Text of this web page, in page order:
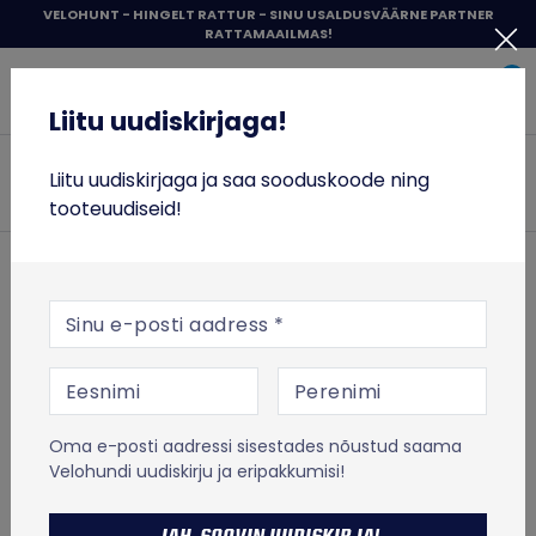
sisu
juurde
VELOHUNT - HINGELT RATTUR - SINU USALDUSVÄÄRNE PARTNER
RATTAMAAILMAS!
ESILEHT RATTASÕIT
Jalgrataste varuosad
Lenksud ja tarvikud
Lenksupikendused
PRO PLT lenksupikendus, 17º
PRO PLT lenksupikendus,
17º
RATTASÕIT
TOIT JA TREENING
VABA AEG
% SOODUS
MICRO TÕUKERATASTE LAOTÜHJENDUS
Liitu uudiskirjaga!
Liitu uudiskirjaga!
Liitu uudiskirjaga ja saa sooduskoode ning
tooteuudiseid!
E-posti aadress
Oma e-posti aadressi sisestades nõustud saama
Velohundi uudiskirju ja eripakkumisi!